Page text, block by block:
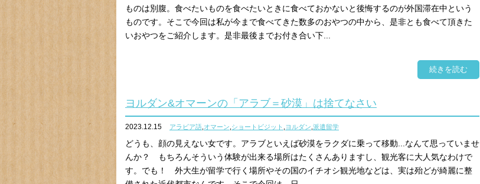
ものは別腹。食べたいものを食べたいときに食べておかないと後悔するのが外国滞在中という
ものです。そこで今回は私が今まで食べてきた数多のおやつの中から、是非とも食べて頂きた
いおやつをご紹介します。是非最後までお付き合い下...
続きを読む
ヨルダン&オマーンの「アラブ＝砂漠」は捨てなさい
2023.12.15 アラビア語 オマーン ショートビジット ヨルダン 派遣留学
どうも、顔の見えない女です。アラブといえば砂漠をラクダに乗って移動...なんて思っていませ
んか？ もちろんそういう体験が出来る場所はたくさんありますし、観光客に大人気なわけで
す。でも！ 外大生が留学で行く場所やその国のイチオシ観光地などは、実は殆どが綺麗に整